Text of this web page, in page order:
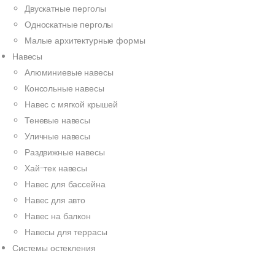
Двускатные перголы
Односкатные перголы
Малые архитектурные формы
Навесы
Алюминиевые навесы
Консольные навесы
Навес с мягкой крышей
Теневые навесы
Уличные навесы
Раздвижные навесы
Хай-тек навесы
Навес для бассейна
Навес для авто
Навес на балкон
Навесы для террасы
Системы остекления